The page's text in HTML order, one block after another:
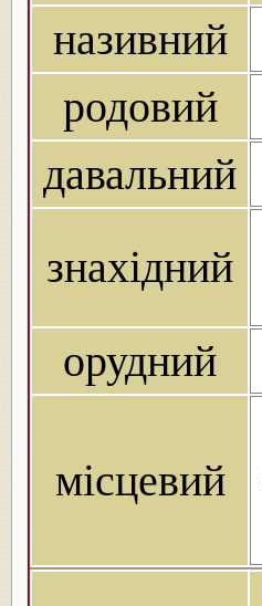
називний
родовий
давальний
знахідний
орудний
місцевий